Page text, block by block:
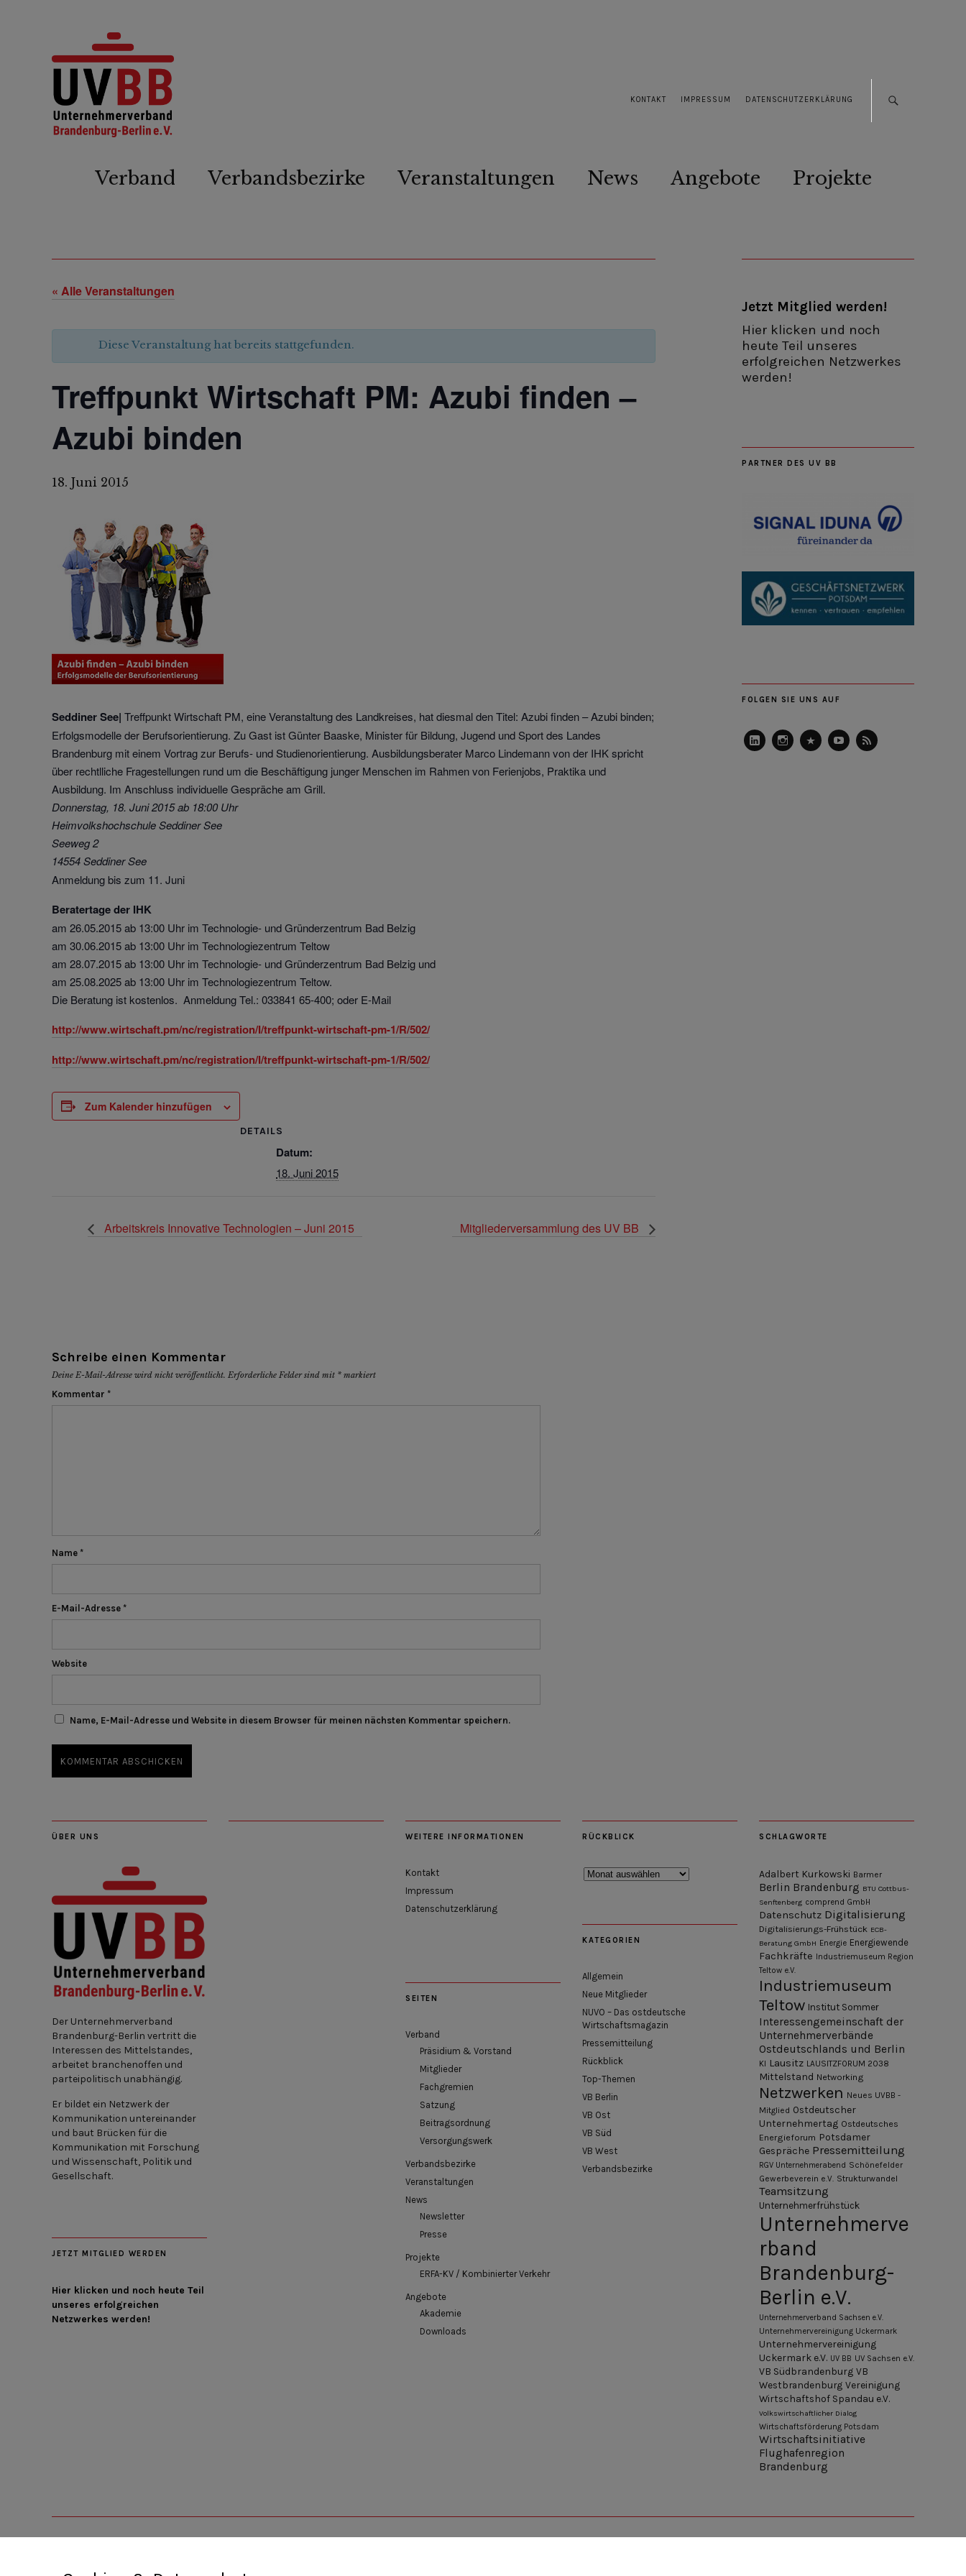
KONTAKT IMPRESSUM DATENSCHUTZERKLÄRUNG
Verband Verbandsbezirke Veranstaltungen News Angebote Projekte
« Alle Veranstaltungen
Diese Veranstaltung hat bereits stattgefunden.
Treffpunkt Wirtschaft PM: Azubi finden –
Azubi binden
18. Juni 2015
Seddiner See| Treffpunkt Wirtschaft PM, eine Veranstaltung des Landkreises, hat diesmal den Titel: Azubi finden – Azubi binden;
Erfolgsmodelle der Berufsorientierung. Zu Gast ist Günter Baaske, Minister für Bildung, Jugend und Sport des Landes
Brandenburg mit einem Vortrag zur Berufs- und Studienorientierung. Ausbildungsberater Marco Lindemann von der IHK spricht
über rechtlliche Fragestellungen rund um die Beschäftigung junger Menschen im Rahmen von Ferienjobs, Praktika und
Ausbildung. Im Anschluss individuelle Gespräche am Grill.
Donnerstag, 18. Juni 2015 ab 18:00 Uhr
Heimvolkshochschule Seddiner See
Seeweg 2
14554 Seddiner See
Anmeldung bis zum 11. Juni
Beratertage der IHK
am 26.05.2015 ab 13:00 Uhr im Technologie- und Gründerzentrum Bad Belzig
am 30.06.2015 ab 13:00 Uhr im Technologiezentrum Teltow
am 28.07.2015 ab 13:00 Uhr im Technologie- und Gründerzentrum Bad Belzig und
am 25.08.2025 ab 13:00 Uhr im Technologiezentrum Teltow.
Die Beratung ist kostenlos. Anmeldung Tel.: 033841 65-400; oder E-Mail
http://www.wirtschaft.pm/nc/registration/I/treffpunkt-wirtschaft-pm-1/R/502/
http://www.wirtschaft.pm/nc/registration/I/treffpunkt-wirtschaft-pm-1/R/502/
Zum Kalender hinzufügen
DETAILS
Datum:
18. Juni 2015
Arbeitskreis Innovative Technologien – Juni 2015 Mitgliederversammlung des UV BB
Schreibe einen Kommentar
Deine E-Mail-Adresse wird nicht veröffentlicht. Erforderliche Felder sind mit * markiert
Kommentar *
Name *
E-Mail-Adresse *
Website
Name, E-Mail-Adresse und Website in diesem Browser für meinen nächsten Kommentar speichern.
Jetzt Mitglied werden!
Hier klicken und noch
heute Teil unseres
erfolgreichen Netzwerkes
werden!
PARTNER DES UV BB
FOLGEN SIE UNS AUF
ÜBER UNS
Der Unternehmerverband
Brandenburg-Berlin vertritt die
Interessen des Mittelstandes,
arbeitet branchenoffen und
parteipolitisch unabhängig.
Er bildet ein Netzwerk der
Kommunikation untereinander
und baut Brücken für die
Kommunikation mit Forschung
und Wissenschaft, Politik und
Gesellschaft.
JETZT MITGLIED WERDEN
Hier klicken und noch heute Teil
unseres erfolgreichen
Netzwerkes werden!
WEITERE INFORMATIONEN
Kontakt
Impressum
Datenschutzerklärung
SEITEN
Verband
Präsidium & Vorstand
Mitglieder
Fachgremien
Satzung
Beitragsordnung
Versorgungswerk
Verbandsbezirke
Veranstaltungen
News
Newsletter
Presse
Projekte
ERFA-KV / Kombinierter Verkehr
Angebote
Akademie
Downloads
RÜCKBLICK
Rückblick
KATEGORIEN
Allgemein
Neue Mitglieder
NUVO – Das ostdeutsche
Wirtschaftsmagazin
Pressemitteilung
Rückblick
Top-Themen
VB Berlin
VB Ost
VB Süd
VB West
Verbandsbezirke
SCHLAGWORTE
Adalbert Kurkowski Barmer
Berlin Brandenburg BTU Cottbus-
Senftenberg comprend GmbH
Datenschutz Digitalisierung
Digitalisierungs-Frühstück ECB-
Beratung GmbH Energie Energiewende
Fachkräfte Industriemuseum Region
Teltow e.V.
Industriemuseum
Teltow Institut Sommer
Interessengemeinschaft der
Unternehmerverbände
Ostdeutschlands und Berlin
KI Lausitz LAUSITZFORUM 2038
Mittelstand Networking
Netzwerken Neues UVBB -
Mitglied Ostdeutscher
Unternehmertag Ostdeutsches
Energieforum Potsdamer
Gespräche Pressemitteilung
RGV Unternehmerabend Schönefelder
Gewerbeverein e.V. Strukturwandel
Teamsitzung
Unternehmerfrühstück
Unternehmerve
rband
Brandenburg-
Berlin e.V.
Unternehmerverband Sachsen e.V.
Unternehmervereinigung Uckermark
Unternehmervereinigung
Uckermark e.V. UV BB UV Sachsen e.V.
VB Südbrandenburg VB
Westbrandenburg Vereinigung
Wirtschaftshof Spandau e.V.
Volkswirtschaftlicher Dialog
Wirtschaftsförderung Potsdam
Wirtschaftsinitiative
Flughafenregion
Brandenburg